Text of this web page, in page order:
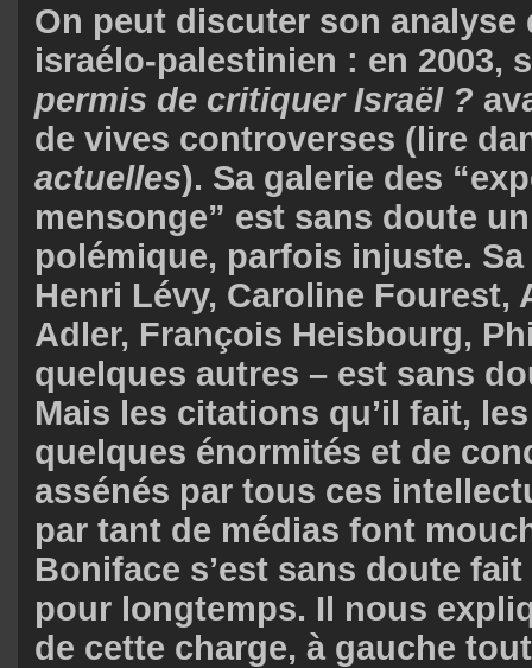
On peut discuter son
israélo-palestinien : en 2003,
permis de critiquer Israël ?
de vives controverses (lire
actuelles). Sa galerie des
mensonge” est sans doute
polémique, parfois injuste.
Henri Lévy, Caroline Fourest,
Adler, François Heisbourg,
quelques autres – est sans
Mais les citations qu’il fait,
quelques énormités et de
assénés par tous ces
par tant de médias font
Boniface s’est sans doute
pour longtemps. Il nous
de cette charge, à gauche